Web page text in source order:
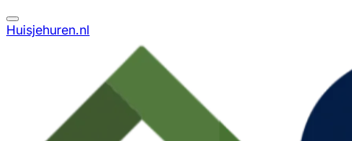
Huisjehuren.nl